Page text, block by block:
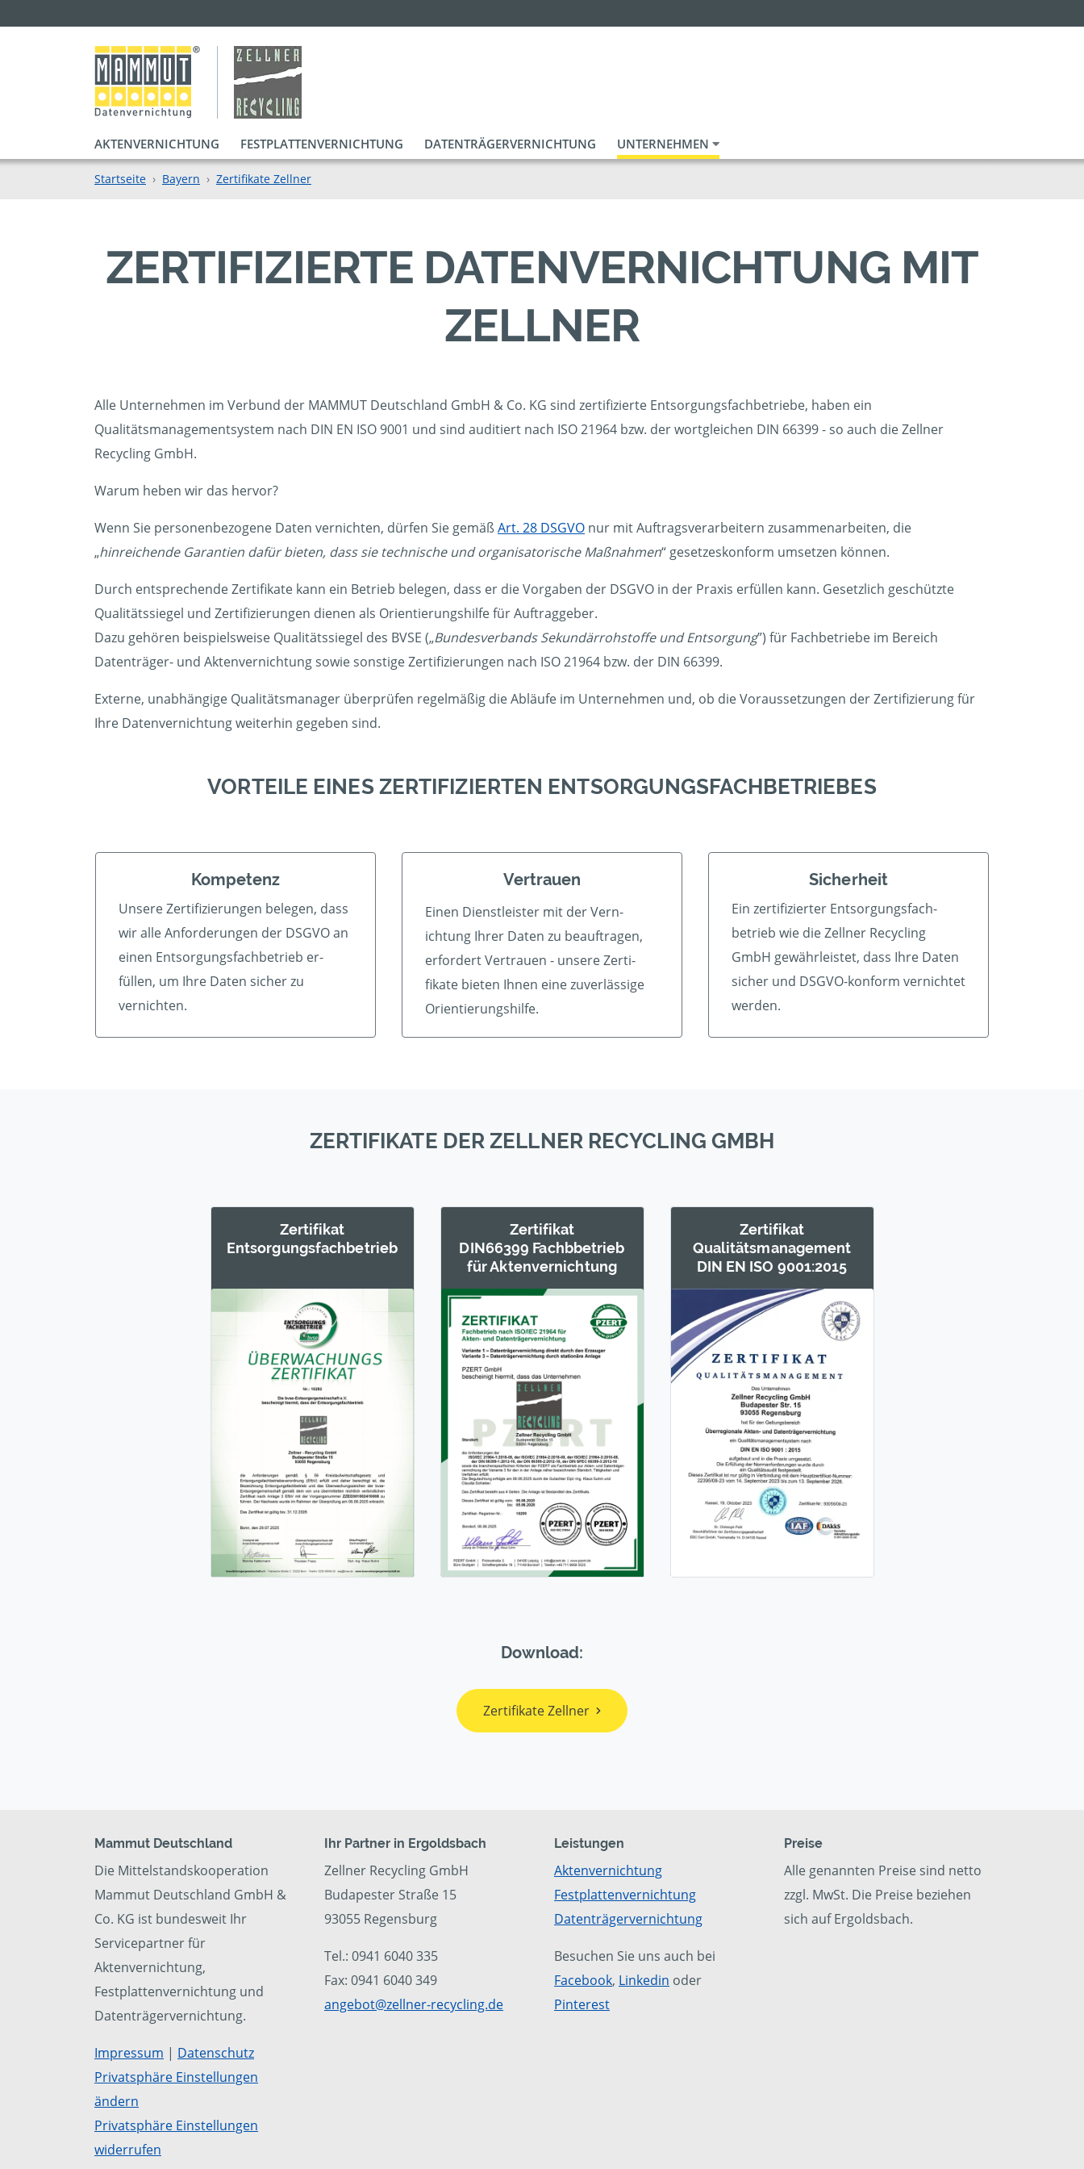
AKTENVERNICHTUNG FESTPLATTENVERNICHTUNG DATENTRÄGERVERNICHTUNG UNTERNEHMEN
Startseite Bayern Zertifikate Zellner
ZERTIFIZIERTE DATENVERNICHTUNG MIT
ZELLNER
Alle Unternehmen im Verbund der MAMMUT Deutschland GmbH & Co. KG sind zertifizierte Entsorgungsfachbetriebe, haben ein
Qualitätsmanagementsystem nach DIN EN ISO 9001 und sind auditiert nach ISO 21964 bzw. der wortgleichen DIN 66399 - so auch die Zellner
Recycling GmbH.
Warum heben wir das hervor?
Wenn Sie personenbezogene Daten vernichten, dürfen Sie gemäßArt. 28 DSGVO nur mit Auftragsverarbeitern zusammenarbeiten, die
„hinreichende Garantien dafür bieten, dass sie technische und organisatorische Maßnahmen“ gesetzeskonform umsetzen können.
Durch entsprechende Zertifikate kann ein Betrieb belegen, dass er die Vorgaben der DSGVO in der Praxis erfüllen kann. Gesetzlich geschützte
Qualitätssiegel und Zertifizierungen dienen als Orientierungshilfe für Auftraggeber.
Dazu gehören beispielsweise Qualitätssiegel des BVSE („Bundesverbands Sekundärrohstoffe und Entsorgung”) für Fachbetriebe im Bereich
Datenträger- und Aktenvernichtung sowie sonstige Zertifizierungen nach ISO 21964 bzw. der DIN 66399.
Externe, unabhängige Qualitätsmanager überprüfen regelmäßig die Abläufe im Unternehmen und, ob die Voraussetzungen der Zertifizierung für
Ihre Datenvernichtung weiterhin gegeben sind.
VORTEILE EINES ZERTIFIZIERTEN ENTSORGUNGSFACHBETRIEBES
Kompetenz
Unsere Zertifizierungen belegen, dass
wir alle An­forder­ungen der DSGVO an
einen Ent­sorgungs­fach­betrieb er­
füllen, um Ihre Daten sicher zu
vernichten.
Vertrauen
Einen Dienstleister mit der Vern­
ichtung Ihrer Daten zu beauf­tragen,
erfordert Vertrauen - unsere Zerti­
fikate bieten Ihnen eine zu­ver­lässige
Orientierungshilfe.
Sicherheit
Ein zertifizierter Ent­sorgungs­fach­
betrieb wie die Zellner Recycling
GmbH gewährleistet, dass Ihre Daten
sicher und DSGVO-konform vernichtet
werden.
ZERTIFIKATE DER ZELLNER RECYCLING GMBH
Zertifikat
Entsorgungs­fachbetrieb
Zertifikat
DIN66399 Fachb­betrieb
für Akten­vernichtung
Zertifikat
Qualitäts­management
DIN EN ISO 9001:2015
Download:
Zertifikate Zellner
Mammut Deutschland
Die Mittelstandskooperation
Mammut Deutschland GmbH &
Co. KG ist bundesweit Ihr
Servicepartner für
Aktenvernichtung,
Festplattenvernichtung und
Datenträgervernichtung.
Impressum | Datenschutz
Privatsphäre Einstellungen
ändern
Privatsphäre Einstellungen
widerrufen
Ihr Partner in Ergoldsbach
Zellner Recycling GmbH
Budapester Straße 15
93055 Regensburg
Tel.: 0941 6040 335
Fax: 0941 6040 349
angebot@zellner-recycling.de
Leistungen
Aktenvernichtung
Festplattenvernichtung
Datenträgervernichtung
Besuchen Sie uns auch bei
Facebook, Linkedin oder
Pinterest
Preise
Alle genannten Preise sind netto
zzgl. MwSt. Die Preise beziehen
sich auf Ergoldsbach.